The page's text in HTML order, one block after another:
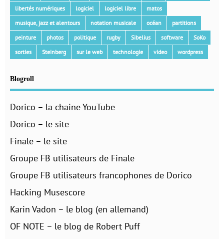
libertés numériques
logiciel logiciel libre
matos
musique, jazz et alentours
notation musicale océan
partitions
peinture
photos politique rugby Sibelius software
SoKo
sorties
Steinberg sur le web technologie video wordpress
Blogroll
Dorico – la chaine YouTube
Dorico – le site
Finale – le site
Groupe FB utilisateurs de Finale
Groupe FB utilisateurs francophones de Dorico
Hacking Musescore
Karin Vadon – le blog (en allemand)
OF NOTE – le blog de Robert Puff